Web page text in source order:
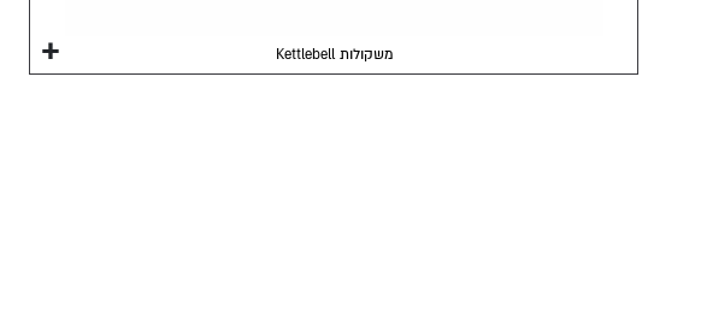
Kettlebell משקולות